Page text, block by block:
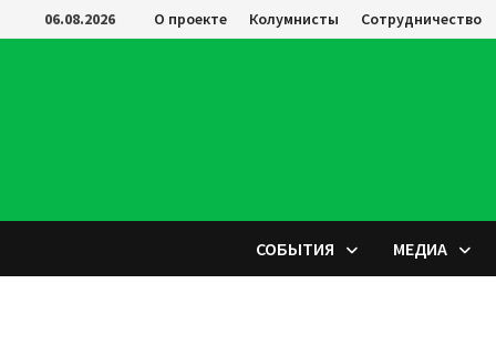
Перейти
к
06.08.2026 О проекте Колумнисты Сотрудничество
СОБЫТИЯ МЕДИА